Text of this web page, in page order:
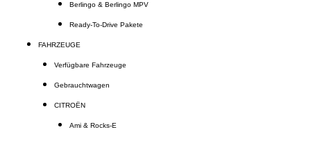
Berlingo & Berlingo MPV
Ready-To-Drive Pakete
FAHRZEUGE
Verfügbare Fahrzeuge
Gebrauchtwagen
CITROËN
Ami & Rocks-E